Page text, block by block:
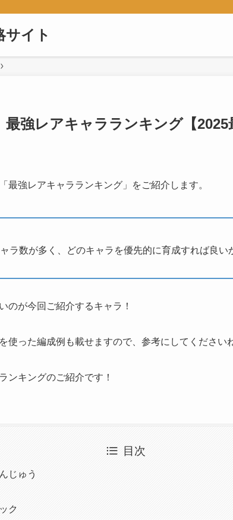
サイト
最強レアキャラランキング【2025
最強レアキャラランキング」をご紹介します。
ラ数が多く、どのキャラを優先的に育成すれば良い
のが今回ご紹介するキャラ！
使った編成例も載せますので、参考にしてください
ンキングのご紹介です！
目次
じゅう
ク